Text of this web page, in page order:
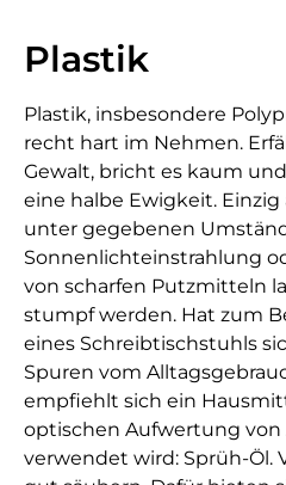
Plastik
Plastik, insbesondere
recht hart im Nehmen.
Gewalt, bricht es kaum
eine halbe Ewigkeit.
unter gegebenen
Sonnenlichteinstrahlung
von scharfen Putzmitteln
stumpf werden. Hat zum
eines Schreibtischstuhls
Spuren vom
empfiehlt sich ein
optischen Aufwertung von
verwendet wird: Sprüh-Öl.